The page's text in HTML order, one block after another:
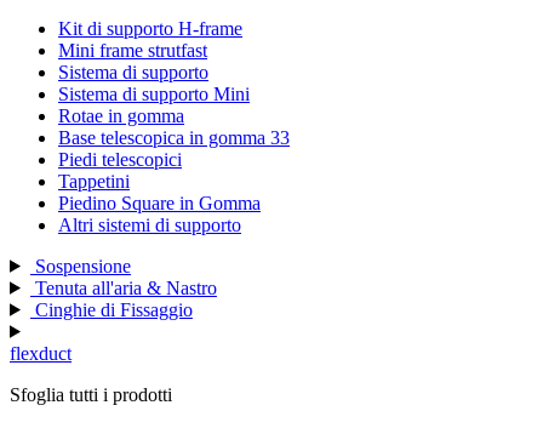
Kit di supporto H-frame
Mini frame strutfast
Sistema di supporto
Sistema di supporto Mini
Rotae in gomma
Base telescopica in gomma 33
Piedi telescopici
Tappetini
Piedino Square in Gomma
Altri sistemi di supporto
Sospensione
Tenuta all'aria & Nastro
Cinghie di Fissaggio
flexduct
Sfoglia tutti i prodotti